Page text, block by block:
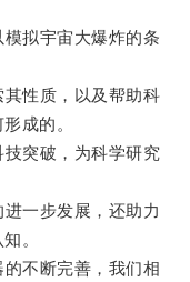
拟宇宙大爆炸的条
性质，以及帮助科
成的。
突破，为科学研究
一步发展，还助力
。
不断完善，我们相